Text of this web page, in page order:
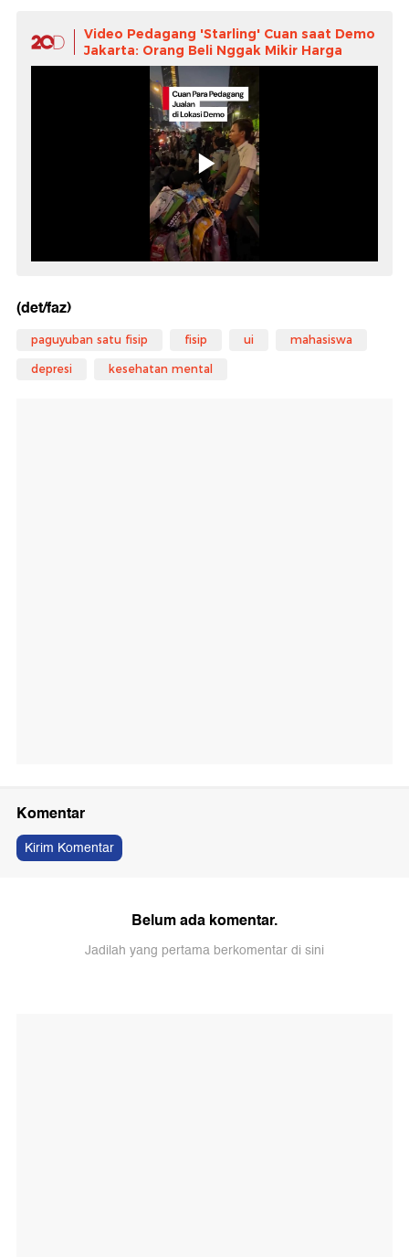
Video Pedagang 'Starling' Cuan saat Demo
Jakarta: Orang Beli Nggak Mikir Harga
(det/faz)
paguyuban satu fisip fisip ui mahasiswa
depresi kesehatan mental
Komentar
Kirim Komentar
Belum ada komentar.
Jadilah yang pertama berkomentar di sini